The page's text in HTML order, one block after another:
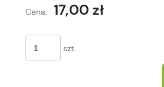
Cena: 17,00 zł
szt.